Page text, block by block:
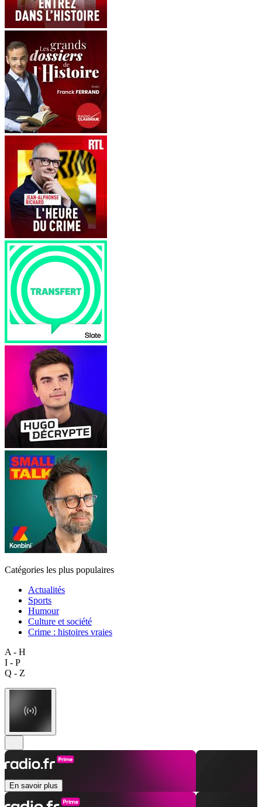
Catégories les plus populaires
Actualités
Sports
Humour
Culture et société
Crime : histoires vraies
A - H
I - P
Q - Z
En savoir plus